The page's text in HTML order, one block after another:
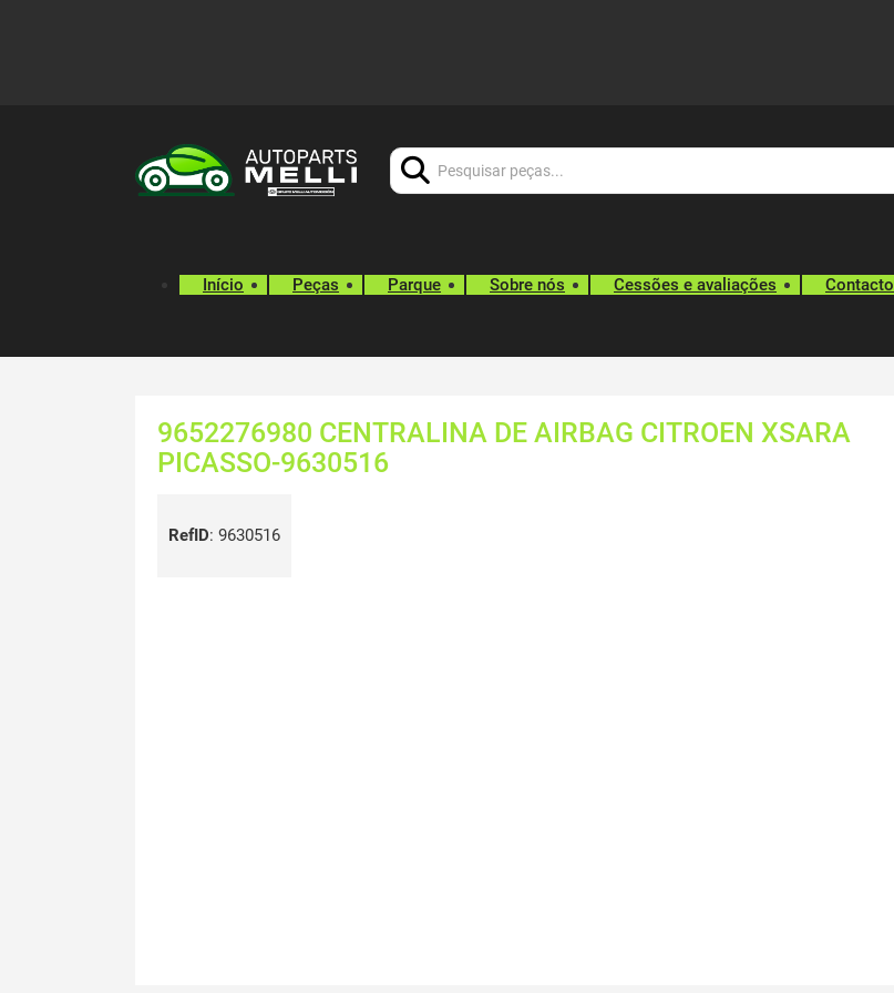
Início Peças Parque Sobre nós Cessões e avaliações Contacto
9652276980 CENTRALINA DE AIRBAG CITROEN XSARA
PICASSO-9630516
RefID: 9630516